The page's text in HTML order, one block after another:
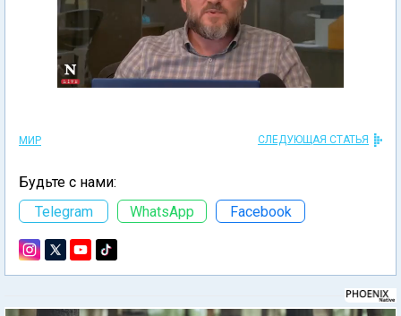
МИР СЛЕДУЮЩАЯ СТАТЬЯ
Будьте с нами:
Telegram
WhatsApp Facebook